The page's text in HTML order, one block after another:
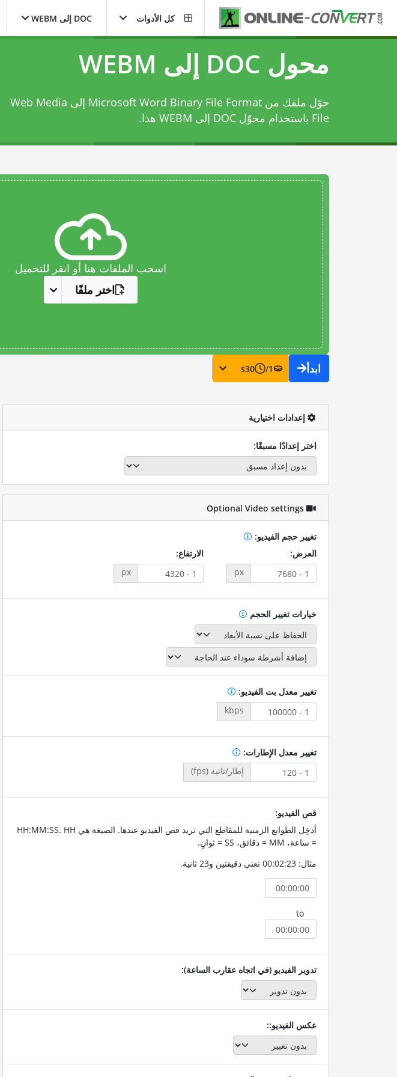
كل الأدوات DOC إلى WEBM
محول DOC إلى WEBM
حوّل ملفك من Microsoft Word Binary File Format إلى Web Media
File باستخدام
محوّل DOC إلى WEBM هذا.
اسحب الملفات هنا أو انقر للتحميل
اختر ملفًا
ابدأ 1
/
30
s
إعدادات اختيارية
اختر إعدادًا مسبقًا:
Optional Video settings
تغيير حجم الفيديو:
العرض:
px
الارتفاع:
px
خيارات تغيير الحجم
تغيير معدل بت الفيديو:
kbps
تغيير معدل الإطارات:
إطار/ثانية (fps)
قص الفيديو:
أدخِل الطوابع الزمنية للمقاطع التي تريد قص الفيديو عندها. الصيغة هي HH:MM:SS. HH
= ساعة، MM = دقائق، SS = ثوانٍ.
مثال: 00:02:23 تعني دقيقتين و23 ثانية.
to
تدوير الفيديو (في اتجاه عقارب الساعة):
عكس الفيديو::